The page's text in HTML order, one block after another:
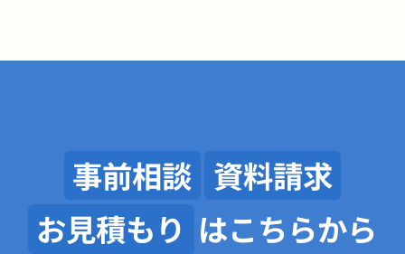
事前相談 資料請求
お見積もり はこちらから